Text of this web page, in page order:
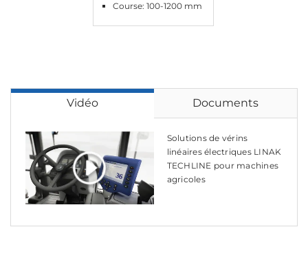
Course: 100-1200 mm
Vidéo Documents
Solutions de vérins
linéaires électriques LINAK
TECHLINE pour machines
agricoles